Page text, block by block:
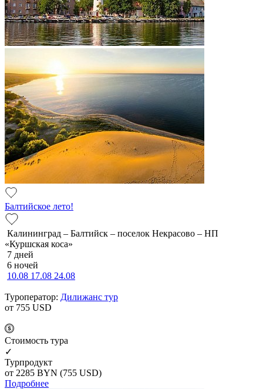
Балтийское лето!
Калининград – Балтийск – поселок Некрасово – НП
«Куршская коса»
7 дней
6 ночей
10.08 17.08 24.08
Туроператор: Дилижанс тур
от 755 USD
Cтоимость тура
✓
Турпродукт
от 2285 BYN (755 USD)
Подробнее